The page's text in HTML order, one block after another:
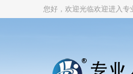
您好，欢迎光临欢迎进入专